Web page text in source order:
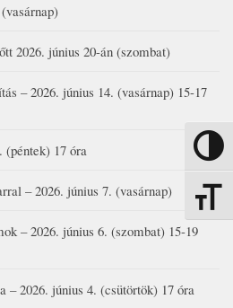
Nagy
2026. június 20-án (szombat)
– 2026. június 14. (vasárnap) 15-17
17 óra
– 2026. június 7. (vasárnap)
– 2026. június 6. (szombat) 15-19
– 2026. június 4. (csütörtök) 17 óra